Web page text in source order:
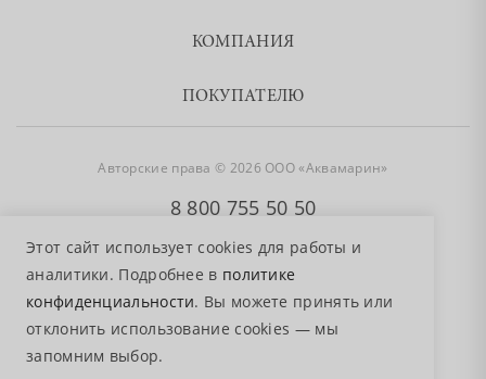
Этот сайт использует cookies для работы и
аналитики. Подробнее в политике
конфиденциальности. Вы можете принять или
отклонить использование cookies — мы
запомним выбор.
КОМПАНИЯ
ПОКУПАТЕЛЮ
Авторские права © 2026 ООО «Аквамарин»
8 800 755 50 50